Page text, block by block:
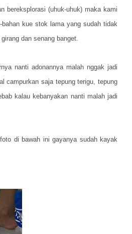
bereksplorasi (uhuk-uhuk) maka kami
kue stok lama yang sudah tidak
dan senang banget.
nanti adonannya malah nggak jadi
campurkan saja tepung terigu, tepung
kalau kebanyakan nanti malah jadi
di bawah ini gayanya sudah kayak